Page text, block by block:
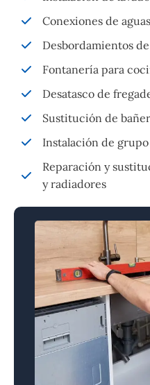
Conexiones de
Desbordamientos
Fontanería para
Desatasco de
Sustitución de
Instalación de
Reparación y
y radiadores